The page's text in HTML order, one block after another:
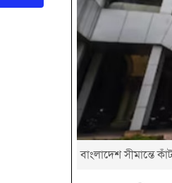
বাংলাদেশ সীমান্তে